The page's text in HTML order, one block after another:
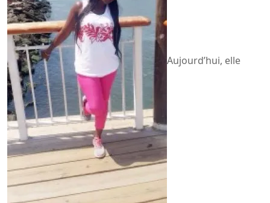
Aujourd’hui, elle